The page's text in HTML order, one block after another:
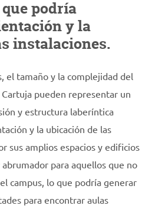
podría
y la
instalaciones.
el tamaño y la complejidad del
pueden representar un
y estructura laberíntica
y la ubicación de las
sus amplios espacios y edificios
para aquellos que no
campus, lo que podría generar
para encontrar aulas